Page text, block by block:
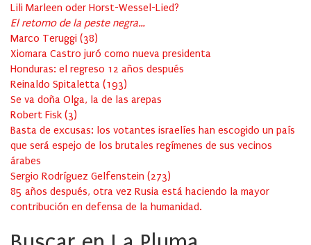
Lili Marleen oder Horst-Wessel-Lied?
El retorno de la peste negra…
Marco Teruggi (38)
Xiomara Castro juró como nueva presidenta
Honduras: el regreso 12 años después
Reinaldo Spitaletta (193)
Se va doña Olga, la de las arepas
Robert Fisk (3)
Basta de excusas: los votantes israelíes han escogido un país
que será espejo de los brutales regímenes de sus vecinos
árabes
Sergio Rodríguez Gelfenstein (273)
85 años después, otra vez Rusia está haciendo la mayor
contribución en defensa de la humanidad.